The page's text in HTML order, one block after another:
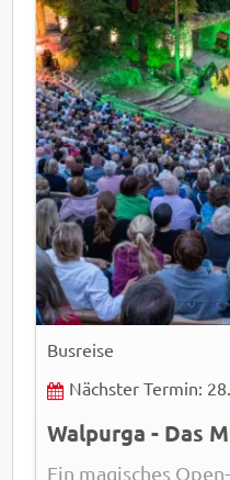
Busreise
Nächster Termin:
Walpurga - Das
Ein magisches